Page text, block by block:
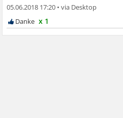
05.06.2018 17:20 •
x 1